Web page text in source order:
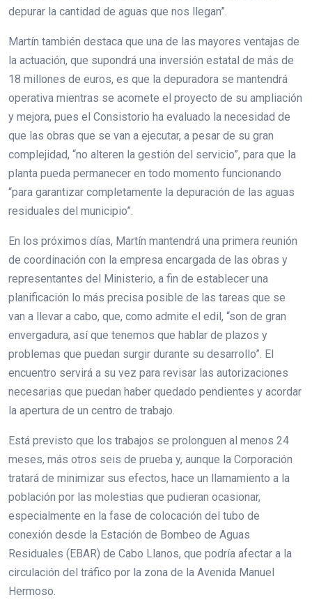
depurar la cantidad de aguas que nos llegan”.
Martín también destaca que una de las mayores ventajas de
la actuación, que supondrá una inversión estatal de más de
18 millones de euros, es que la depuradora se mantendrá
operativa mientras se acomete el proyecto de su ampliación
y mejora, pues el Consistorio ha evaluado la necesidad de
que las obras que se van a ejecutar, a pesar de su gran
complejidad, “no alteren la gestión del servicio”, para que la
planta pueda permanecer en todo momento funcionando
“para garantizar completamente la depuración de las aguas
residuales del municipio”.
En los próximos días, Martín mantendrá una primera reunión
de coordinación con la empresa encargada de las obras y
representantes del Ministerio, a fin de establecer una
planificación lo más precisa posible de las tareas que se
van a llevar a cabo, que, como admite el edil, “son de gran
envergadura, así que tenemos que hablar de plazos y
problemas que puedan surgir durante su desarrollo”. El
encuentro servirá a su vez para revisar las autorizaciones
necesarias que puedan haber quedado pendientes y acordar
la apertura de un centro de trabajo.
Está previsto que los trabajos se prolonguen al menos 24
meses, más otros seis de prueba y, aunque la Corporación
tratará de minimizar sus efectos, hace un llamamiento a la
población por las molestias que pudieran ocasionar,
especialmente en la fase de colocación del tubo de
conexión desde la Estación de Bombeo de Aguas
Residuales (EBAR) de Cabo Llanos, que podría afectar a la
circulación del tráfico por la zona de la Avenida Manuel
Hermoso.